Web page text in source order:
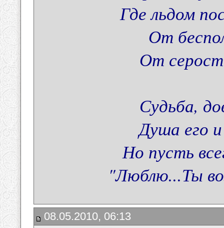
Где льдом
От
От
Судьба,
Душа его
Но пусть
"Люблю...Ты
08.05.2010, 06:13